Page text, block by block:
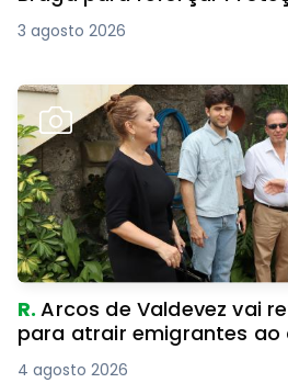
3 agosto 2026
R.Arcos de Valdevez vai
para atrair emigrantes ao
4 agosto 2026